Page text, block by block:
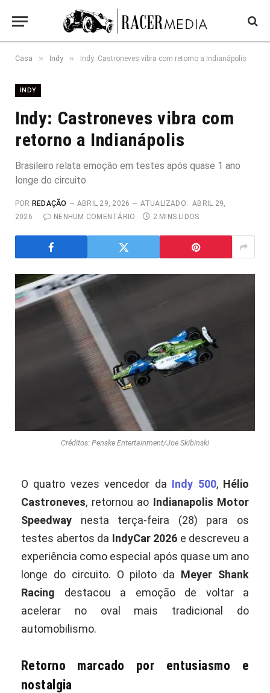
Casa » Indy » Indy: Castroneves vibra com retorno a Indianápolis
INDY
Indy: Castroneves vibra com
retorno a Indianápolis
Brasileiro relata emoção em testes após quase 1 ano
longe do circuito
POR REDAÇÃO ABRIL 29, 2026 ATUALIZADO: ABRIL 29,
2026
NENHUM COMENTÁRIO 2 MINS LIDOS
Créditos: Penske Entertainment/Joe Skibinski
O quatro vezes vencedor da Indy 500, Hélio
Castroneves, retornou ao Indianapolis Motor
Speedway nesta terça-feira (28) para os
testes abertos da IndyCar 2026 e descreveu a
experiência como especial após quase um ano
longe do circuito. O piloto da Meyer Shank
Racing destacou a emoção de voltar a
acelerar no oval mais tradicional do
automobilismo.
Retorno marcado por entusiasmo e
nostalgia